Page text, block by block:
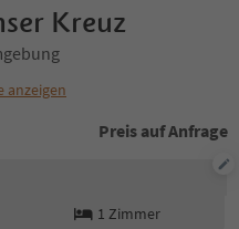
Kreuz
anzeigen
Preis auf Anfrage
1 Zimmer